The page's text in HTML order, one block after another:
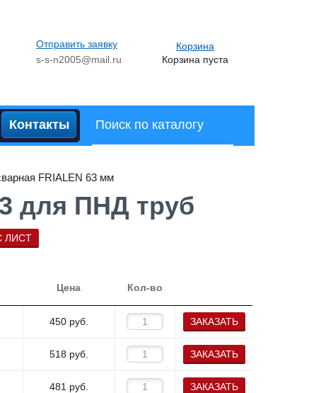
Отправить заявку
s-s-n2005@mail.ru
Корзина
Корзина пуста
Контакты
FRIALEN 63 мм
для ПНД труб
ЛИСТ
Цена Кол-во
450 руб. ЗАКАЗАТЬ
518 руб. ЗАКАЗАТЬ
481 руб. ЗАКАЗАТЬ